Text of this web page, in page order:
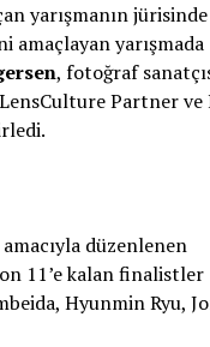
yarışmanın jürisinde
amaçlayan yarışmada
, fotoğraf
Partner
düzenlenen
11’e kalan finalistler
Hyunmin Ryu,